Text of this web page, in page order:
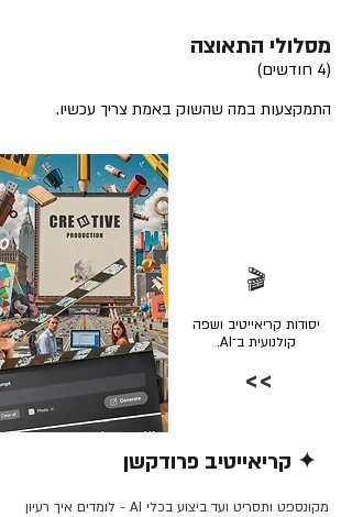
מסלולי התאוצה
(4 חודשים)
התמקצעות במה שהשוק באמת צריך עכשיו.
🎬
יסודות קריאייטיב ושפה
קולנועית ב־AI.
>>
✦ קריאייטיב פרודקשן
מקונספט ותסריט ועד ביצוע בכלי AI - לומדים איך רעיון